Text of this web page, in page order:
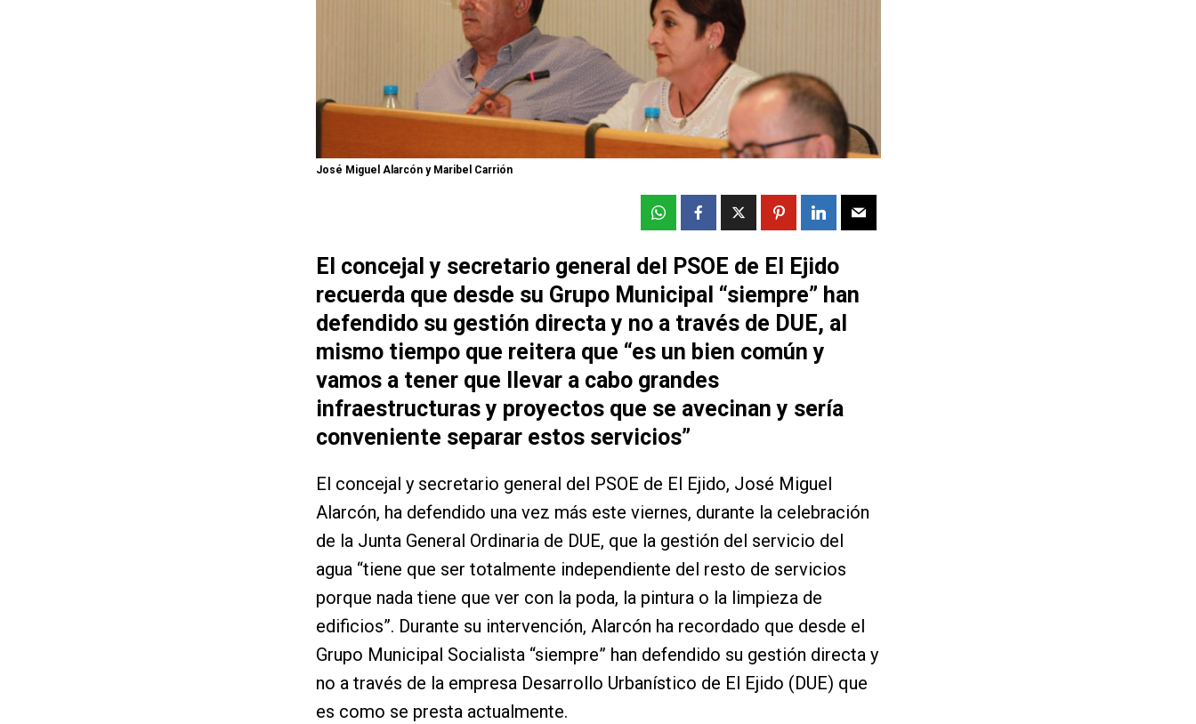
José Miguel Alarcón y Maribel Carrión
El concejal y secretario general del PSOE de El Ejido
recuerda que desde su Grupo Municipal “siempre” han
defendido su gestión directa y no a través de DUE, al
mismo tiempo que reitera que “es un bien común y
vamos a tener que llevar a cabo grandes
infraestructuras y proyectos que se avecinan y sería
conveniente separar estos servicios”
El concejal y secretario general del PSOE de El Ejido, José Miguel
Alarcón, ha defendido una vez más este viernes, durante la celebración
de la Junta General Ordinaria de DUE, que la gestión del servicio del
agua “tiene que ser totalmente independiente del resto de servicios
porque nada tiene que ver con la poda, la pintura o la limpieza de
edificios”. Durante su intervención, Alarcón ha recordado que desde el
Grupo Municipal Socialista “siempre” han defendido su gestión directa y
no a través de la empresa Desarrollo Urbanístico de El Ejido (DUE) que
es como se presta actualmente.